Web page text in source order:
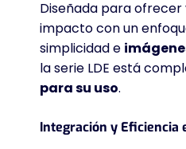
Diseñada para
impacto con un
simplicidad e
la serie LDE está
para su uso.
Integración y Eficiencia